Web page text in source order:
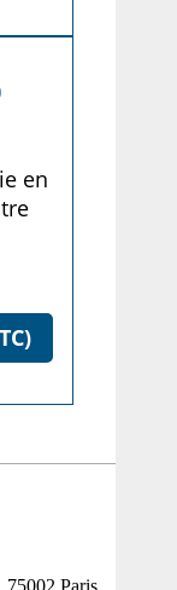
en
Paris,